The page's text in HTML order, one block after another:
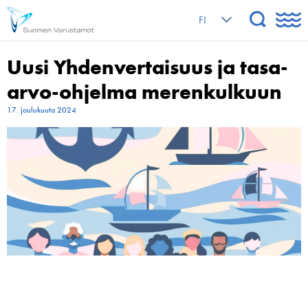
FI
Uusi Yhdenvertaisuus ja tasa-
arvo-ohjelma merenkulkuun
17. joulukuuta 2024